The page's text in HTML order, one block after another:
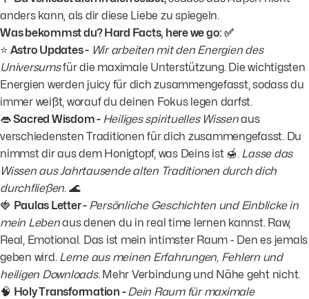
anders kann, als dir diese Liebe zu spiegeln.
Was bekommst du? Hard Facts, here we go: ✅
⭐️ Astro Updates - Wir arbeiten mit den Energien des
Universumsfür die maximale Unterstützung. Die wichtigsten
Energien werden juicy für dich zusammengefasst, sodass du
immer weißt, worauf du deinen Fokus legen darfst.
👄Sacred Wisdom - Heiliges spirituelles Wissenaus
verschiedensten Traditionen für dich zusammengefasst. Du
nimmst dir aus dem Honigtopf, was Deins ist 🍯. Lasse das
Wissen aus Jahrtausende alten Traditionen durch dich
durchfließen. 🌊
🍓 Paulas Letter - Persönliche Geschichten und Einblicke in
mein Lebenaus denen du in real time lernen kannst. Raw,
Real, Emotional. Das ist mein intimster Raum - Den es jemals
geben wird. Lerne aus meinen Erfahrungen, Fehlern und
heiligen Downloads.Mehr Verbindung und Nähe geht nicht.
🧠 Holy Transformation -Dein Raum für maximale